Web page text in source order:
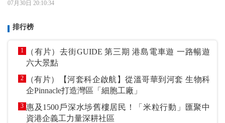
07月30日 20:10:34
排行榜
1
（有片）去街GUIDE 第三期 港島電車遊 一路暢遊
六大景點
2
（有片）【河套科企啟航】從溫哥華到河套 生物科
企Pinnacle打造灣區「細胞工廠」
3 惠及1500戶深水埗舊樓居民！「米粒行動」匯聚中
資港企義工力量深耕社區